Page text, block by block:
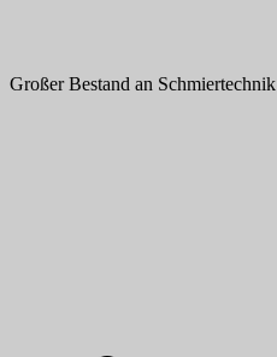
Großer Bestand an Schmiertechnik